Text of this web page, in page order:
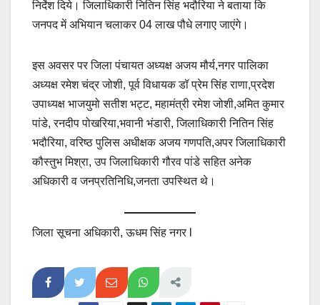
निर्देश दिये। जिलाधिकारी नितिन सिंह भदौरिया ने बताया कि
जनपद में अभियान चलाकर 04 लाख पौधे लगाए जाएंगे।
इस अवसर पर जिला पंचायत अध्यक्ष अजय मौर्य,नगर पालिका
अध्यक्ष रमेश चंद्र जोशी, पूर्व विधायक डॉ प्रेम सिंह राणा,प्रदेश
उपाध्यक्ष भाजयुमो सतीश भट्ट, महामंत्री रमेश जोशी,अमित कुमार
पांडे, रनदीप पोखरिया,भवानी भंडारी, जिलाधिकारी नितिन सिंह
भदौरिया, वरिष्ठ पुलिस अधीक्षक अजय गणपति,अपर जिलाधिकारी
कौस्तुभ मिश्रा, उप जिलाधिकारी गौरव पांडे सहित अनेक
अधिकारी व जनप्रतिनिधि,जनता उपस्थित थे।
जिला सूचना अधिकारी, ऊधम सिंह नगर l